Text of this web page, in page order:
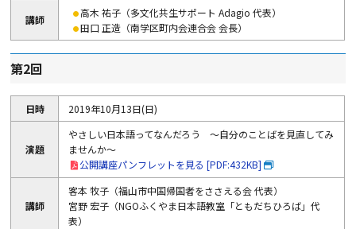
講師
高木 祐子（多文化共生サポート Adagio 代表）
田口 正造（南学区町内会連合会 会長）
第2回
日時 2019年10月13日(日)
演題
やさしい日本語ってなんだろう ～自分のことばを見直してみ
ませんか～
公開講座パンフレットを見る [PDF:432KB]
講師
客本 牧子（福山市中国帰国者をささえる会 代表）
宮野 宏子（NGOふくやま日本語教室「ともだちひろば」代
表）